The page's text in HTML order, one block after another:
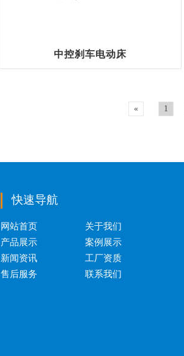
中控刹车电动床
« 1
快速导航
网站首页
关于我们
产品展示
案例展示
新闻资讯
工厂资质
售后服务
联系我们